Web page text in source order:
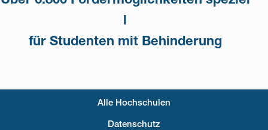
l
für Studenten mit Behinderung
Fußzeilenmenü
Alle Hochschulen
Datenschutz